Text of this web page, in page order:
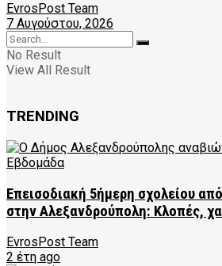
EvrosPost Team
7 Αυγούστου, 2026
No Result
View All Result
TRENDING
Επεισοδιακή 5ήμερη σχολείου
στην Αλεξανδρούπολη: Κλοπές,
EvrosPost Team
2 έτη ago